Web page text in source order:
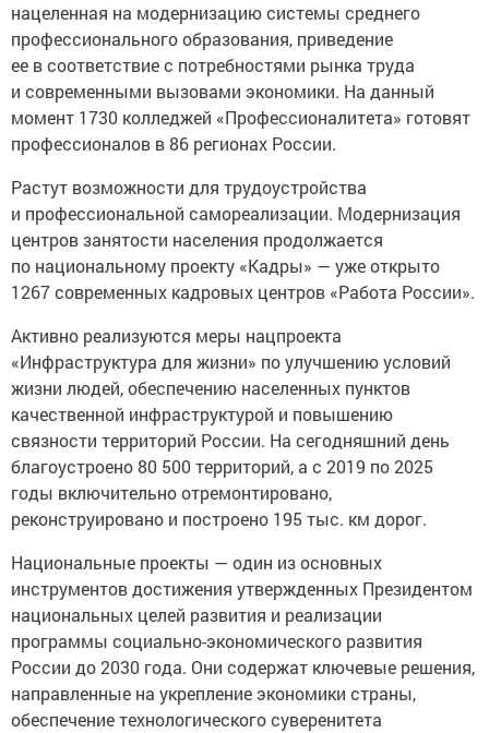
нацеленная на модернизацию системы среднего
профессионального образования, приведение
ее в соответствие с потребностями рынка труда
и современными вызовами экономики. На данный
момент 1730 колледжей «Профессионалитета» готовят
профессионалов в 86 регионах России.
Растут возможности для трудоустройства
и профессиональной самореализации. Модернизация
центров занятости населения продолжается
по национальному проекту «Кадры» — уже открыто
1267 современных кадровых центров «Работа России».
Активно реализуются меры нацпроекта
«Инфраструктура для жизни» по улучшению условий
жизни людей, обеспечению населенных пунктов
качественной инфраструктурой и повышению
связности территорий России. На сегодняшний день
благоустроено 80 500 территорий, а с 2019 по 2025
годы включительно отремонтировано,
реконструировано и построено 195 тыс. км дорог.
Национальные проекты — один из основных
инструментов достижения утвержденных Президентом
национальных целей развития и реализации
программы социально-экономического развития
России до 2030 года. Они содержат ключевые решения,
направленные на укрепление экономики страны,
обеспечение технологического суверенитета